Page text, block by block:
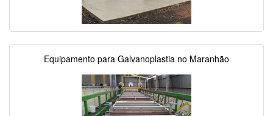
Equipamento para Galvanoplastia no Maranhão